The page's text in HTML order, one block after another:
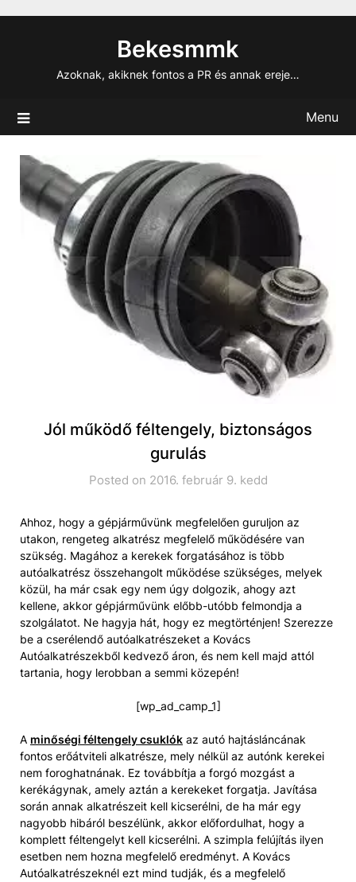
Bekesmmk
Azoknak, akiknek fontos a PR és annak ereje…
Menu
Jól működő féltengely, biztonságos
gurulás
Posted on 2016. február 9. kedd
Ahhoz, hogy a gépjárművünk megfelelően guruljon az
utakon, rengeteg alkatrész megfelelő működésére van
szükség. Magához a kerekek forgatásához is több
autóalkatrész összehangolt működése szükséges, melyek
közül, ha már csak egy nem úgy dolgozik, ahogy azt
kellene, akkor gépjárművünk előbb-utóbb felmondja a
szolgálatot. Ne hagyja hát, hogy ez megtörténjen! Szerezze
be a cserélendő autóalkatrészeket a Kovács
Autóalkatrészekből kedvező áron, és nem kell majd attól
tartania, hogy lerobban a semmi közepén!
[wp_ad_camp_1]
A minőségi féltengely csuklók az autó hajtásláncának
fontos erőátviteli alkatrésze, mely nélkül az autónk kerekei
nem foroghatnának. Ez továbbítja a forgó mozgást a
kerékágynak, amely aztán a kerekeket forgatja. Javítása
során annak alkatrészeit kell kicserélni, de ha már egy
nagyobb hibáról beszélünk, akkor előfordulhat, hogy a
komplett féltengelyt kell kicserélni. A szimpla felújítás ilyen
esetben nem hozna megfelelő eredményt. A Kovács
Autóalkatrészeknél ezt mind tudják, és a megfelelő